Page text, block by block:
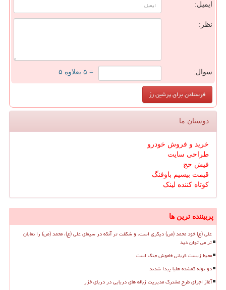
ایمیل:
نظر:
سوال: = ۵ بعلاوه ۵
دوستان ما
خرید و فروش خودرو
طراحی سایت
فیش حج
قیمت بیسیم باوفنگ
کوتاه کننده لینک
پربیننده ترین ها
علی (ع) خود محمد (ص) دیگری است، و شگفت تر آنکه در سیمای علی (ع)، محمد (ص) را نمایان
تر می توان دید
محیط زیست قربانی خاموش جنگ است
دو توله گمشده هلیا پیدا شدند
آغاز اجرای طرح مشترک مدیریت زباله های دریایی در دریای خزر